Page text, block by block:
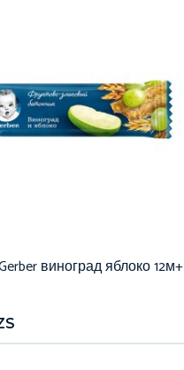
виноград яблоко 12м+